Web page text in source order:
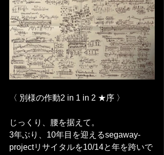
〈 別様の作動2 in 1 in 2 ★序 〉
じっくり、腰を据えて。
3年ぶり、10年目を迎えるsegaway-
projectリサイタルを10/14と年を跨いで